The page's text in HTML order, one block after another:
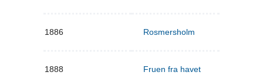
1886 Rosmersholm
1888 Fruen fra havet